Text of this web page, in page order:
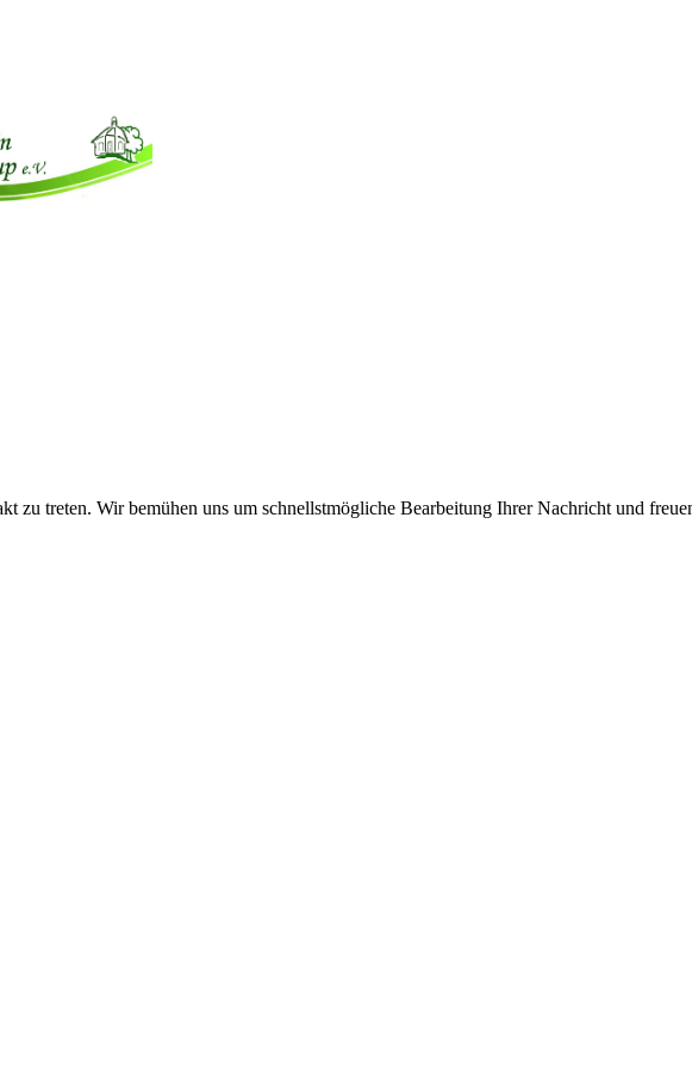
zu treten. Wir bemühen uns um schnellstmögliche Bearbeitung Ihrer Nachricht und